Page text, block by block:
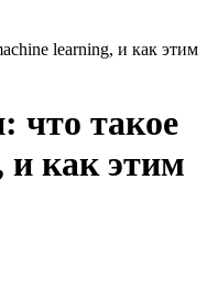
learning, и как этим
что такое
и как этим